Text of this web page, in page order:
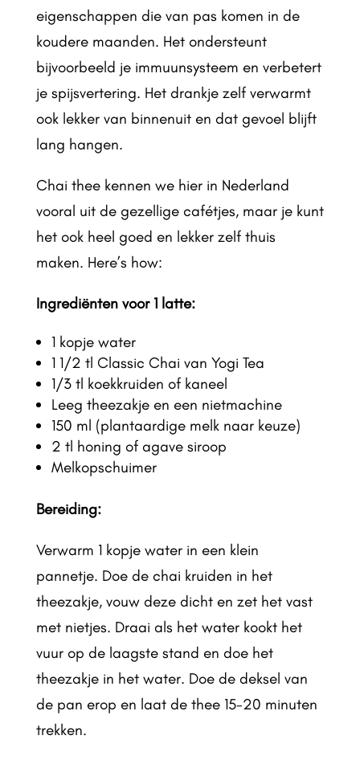
eigenschappen die van pas komen in de
koudere maanden. Het ondersteunt
bijvoorbeeld je immuunsysteem en verbetert
je spijsvertering. Het drankje zelf verwarmt
ook lekker van binnenuit en dat gevoel blijft
lang hangen.
Chai thee kennen we hier in Nederland
vooral uit de gezellige cafétjes, maar je kunt
het ook heel goed en lekker zelf thuis
maken. Here’s how:
Ingrediënten voor 1 latte:
1 kopje water
1 1/2 tl Classic Chai van Yogi Tea
1/3 tl koekkruiden of kaneel
Leeg theezakje en een nietmachine
150 ml (plantaardige melk naar keuze)
2 tl honing of agave siroop
Melkopschuimer
Bereiding:
Verwarm 1 kopje water in een klein
pannetje. Doe de chai kruiden in het
theezakje, vouw deze dicht en zet het vast
met nietjes. Draai als het water kookt het
vuur op de laagste stand en doe het
theezakje in het water. Doe de deksel van
de pan erop en laat de thee 15-20 minuten
trekken.